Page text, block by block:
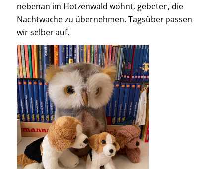
nebenan im Hotzenwald wohnt, gebeten, die
Nachtwache zu übernehmen. Tagsüber passen
wir selber auf.